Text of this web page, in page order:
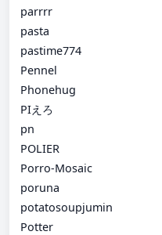
parrrr
pasta
pastime774
Pennel
Phonehug
PIえろ
pn
POLIER
Porro-Mosaic
poruna
potatosoupjumin
Potter